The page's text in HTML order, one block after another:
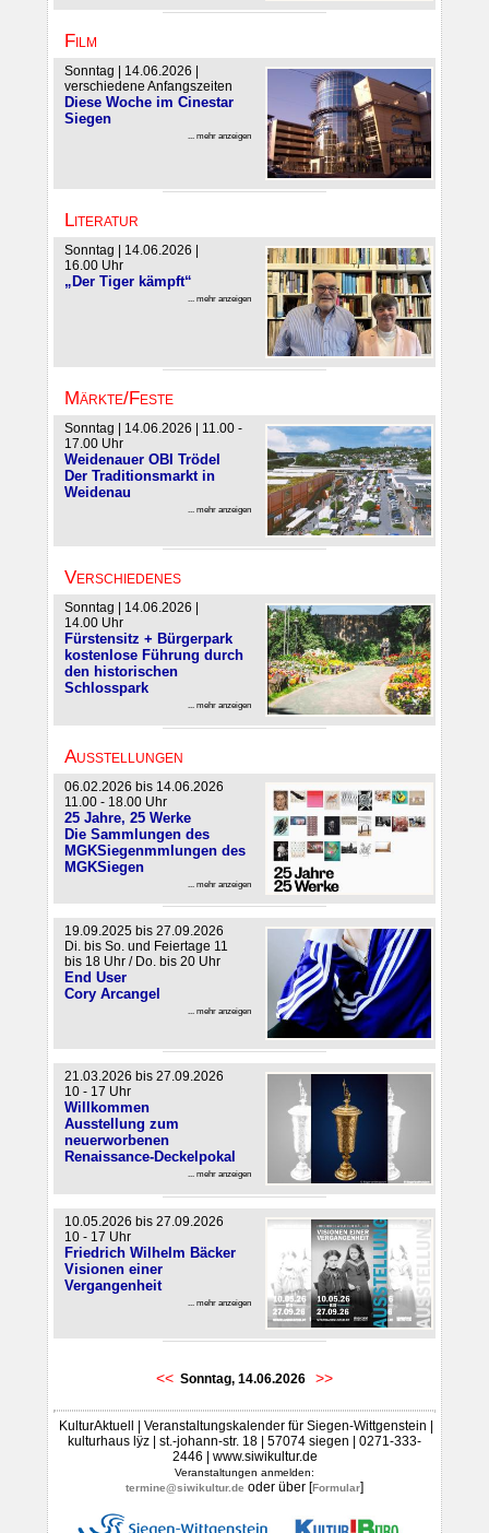
Film
Sonntag | 14.06.2026 |
verschiedene Anfangszeiten
Diese Woche im Cinestar
Siegen
... mehr anzeigen
Literatur
Sonntag | 14.06.2026 |
16.00 Uhr
„Der Tiger kämpft“
... mehr anzeigen
Märkte/Feste
Sonntag | 14.06.2026 | 11.00 -
17.00 Uhr
Weidenauer OBI Trödel
Der Traditionsmarkt in
Weidenau
... mehr anzeigen
Verschiedenes
Sonntag | 14.06.2026 |
14.00 Uhr
Fürstensitz + Bürgerpark
kostenlose Führung durch
den historischen
Schlosspark
... mehr anzeigen
Ausstellungen
06.02.2026 bis 14.06.2026
11.00 - 18.00 Uhr
25 Jahre, 25 Werke
Die Sammlungen des
MGKSiegenmmlungen des
MGKSiegen
... mehr anzeigen
19.09.2025 bis 27.09.2026
Di. bis So. und Feiertage 11
bis 18 Uhr / Do. bis 20 Uhr
End User
Cory Arcangel
... mehr anzeigen
21.03.2026 bis 27.09.2026
10 - 17 Uhr
Willkommen
Ausstellung zum
neuerworbenen
Renaissance-Deckelpokal
... mehr anzeigen
10.05.2026 bis 27.09.2026
10 - 17 Uhr
Friedrich Wilhelm Bäcker
Visionen einer
Vergangenheit
... mehr anzeigen
<< Sonntag, 14.06.2026 >>
KulturAktuell | Veranstaltungskalender für Siegen-Wittgenstein |
kulturhaus lÿz | st.-johann-str. 18 | 57074 siegen | 0271-333-
2446 | www.siwikultur.de
Veranstaltungen anmelden:
termine@siwikultur.de oder über [Formular]